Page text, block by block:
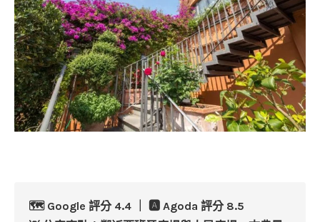
🗺️ Google 評分 4.4 ｜ 🅰️ Agoda 評分 8.5